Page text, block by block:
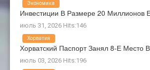
Инвестиции В Размере 20 Миллионов
июль 31, 2026 Hits:146
Экономика
Хорватский Паспорт Занял 8-Е Место
июль 03, 2026 Hits:196
Хорватия